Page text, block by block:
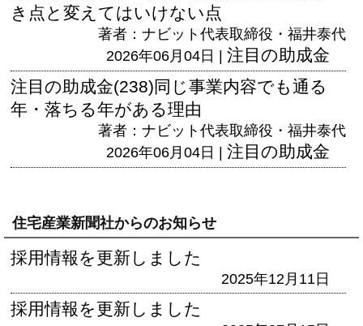
き点と変えてはいけない点
著者：ナビット代表取締役・福井泰代
2026年06月04日 | 注目の助成金
注目の助成金(238)同じ事業内容でも通る
年・落ちる年がある理由
著者：ナビット代表取締役・福井泰代
2026年06月04日 | 注目の助成金
住宅産業新聞社からのお知らせ
採用情報を更新しました
2025年12月11日
採用情報を更新しました